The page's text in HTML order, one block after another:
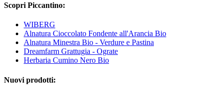
Scopri Piccantino:
WIBERG
Alnatura Cioccolato Fondente all'Arancia Bio
Alnatura Minestra Bio - Verdure e Pastina
Dreamfarm Grattugia - Ograte
Herbaria Cumino Nero Bio
Nuovi prodotti: